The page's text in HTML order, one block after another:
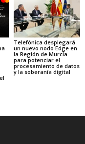
Telefónica desplegará
un nuevo nodo Edge en
la Región de Murcia
para potenciar el
procesamiento de datos
y la soberanía digital